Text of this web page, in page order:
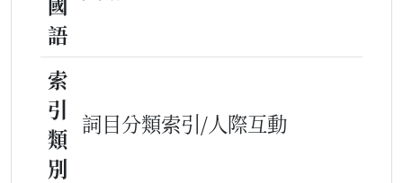
語
索
引
類
別
詞目分類索引/人際互動